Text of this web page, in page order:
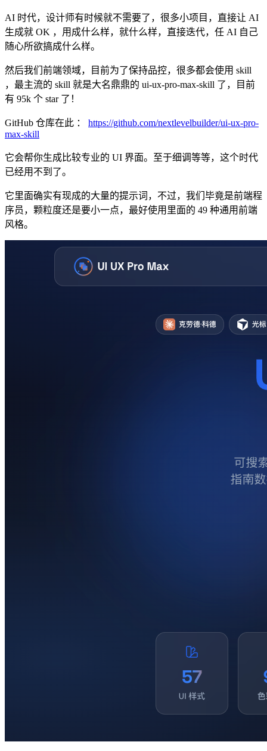
AI 时代，设计师有时候就不需要了，很多小项目，直接让 AI
生成就 OK ，用成什么样，就什么样，直接迭代，任 AI 自己
随心所欲搞成什么样。
然后我们前端领域，目前为了保持品控，很多都会使用 skill
，最主流的 skill 就是大名鼎鼎的 ui-ux-pro-max-skill 了，目前
有 95k 个 star 了！
GitHub 仓库在此 ： https://github.com/nextlevelbuilder/ui-ux-pro-
max-skill
它会帮你生成比较专业的 UI 界面。至于细调等等，这个时代
已经用不到了。
它里面确实有现成的大量的提示词，不过，我们毕竟是前端程
序员，颗粒度还是要小一点，最好使用里面的 49 种通用前端
风格。